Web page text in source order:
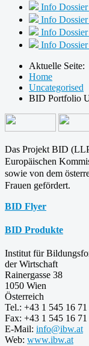
Info Dossier
Info
Info
Info
Aktuelle Seite:
Home
Uncategorised
BID Portfolio
Das Projekt BID
Europäischen
sowie von dem
Frauen gefördert.
BID Flyer
BID Produkte
Institut für
der Wirtschaft
Rainergasse 38
1050 Wien
Österreich
Tel.: +43 1 545 16
Fax: +43 1 545 16 71
E-Mail: info@ibw.at
Web: www.ibw.at